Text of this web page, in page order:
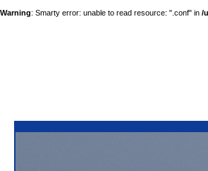
Warning: Smarty error: unable to read resource: ".conf" in /